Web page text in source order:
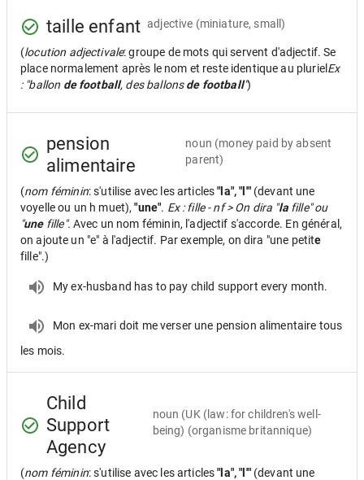
taille enfant adjective (miniature, small)
(locution adjectivale: groupe de mots qui servent d'adjectif. Se
place normalement après le nom et reste identique au pluriel Ex
: "ballon de football, des ballonsde football")
pension
alimentaire
noun (money paid by absent
parent)
(nom féminin: s'utilise avec les articles"la", "l'" (devant une
voyelle ou un h muet),"une". Ex : fille - nf > On dira "lafille" ou
"unefille". Avec un nom féminin, l'adjectif s'accorde. En général,
on ajoute un "e" à l'adjectif. Par exemple, on dira "une petite
fille".)
My ex-husband has to pay child support every month.
Mon ex-mari doit me verser une pension alimentaire tous
les mois.
Child
Support
Agency
noun (UK (law: for children's well-
being) (organisme britannique)
(nom féminin: s'utilise avec les articles"la", "l'" (devant une